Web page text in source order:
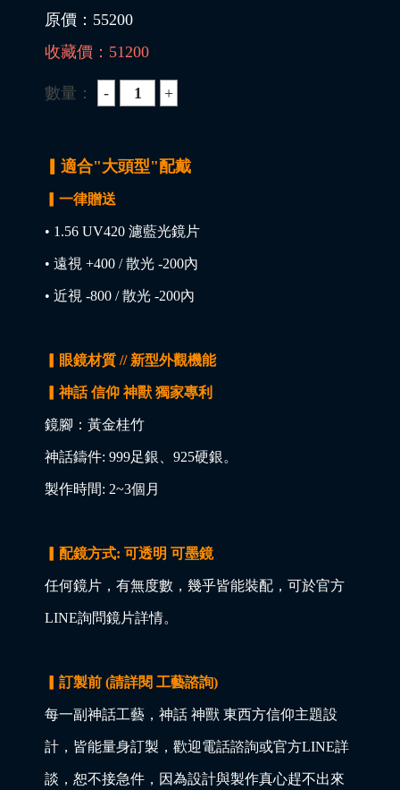
原價： 55200
收藏價： 51200
數量：
▎適合"大頭型"配戴
▎一律贈送
• 1.56 UV420 濾藍光鏡片
• 遠視 +400 / 散光 -200內
• 近視 -800 / 散光 -200內
▎眼鏡材質 // 新型外觀機能
▎神話 信仰 神獸 獨家專利
鏡腳：黃金桂竹
神話鑄件: 999足銀、925硬銀。
製作時間: 2~3個月
▎配鏡方式: 可透明 可墨鏡
任何鏡片，有無度數，幾乎皆能裝配，可於官方
LINE詢問鏡片詳情。
▎訂製前 (請詳閱 工藝諮詢)
每一副神話工藝，神話 神獸 東西方信仰主題設
計，皆能量身訂製，歡迎電話諮詢或官方LINE詳
談，恕不接急件，因為設計與製作真心趕不出來